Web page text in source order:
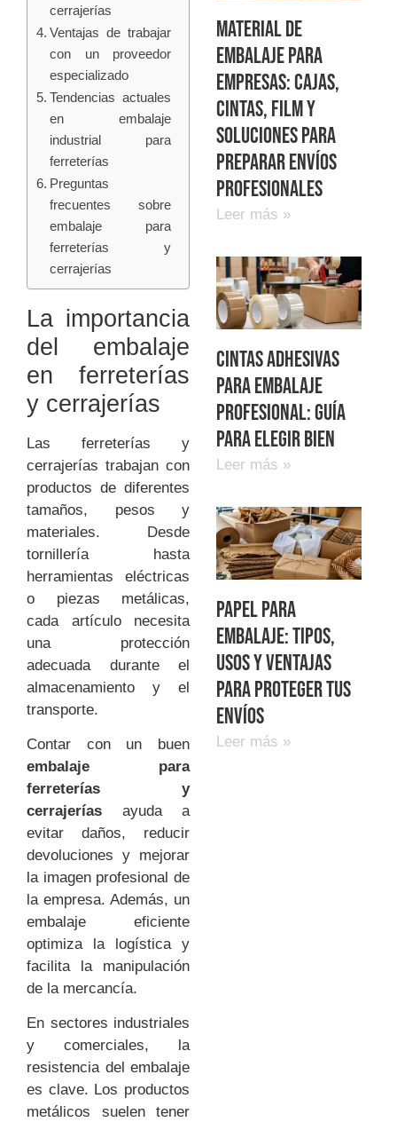
cerrajerías
Ventajas de trabajar
con un proveedor
especializado
Tendencias actuales
en embalaje
industrial para
ferreterías
Preguntas
frecuentes sobre
embalaje para
ferreterías y
cerrajerías
La importancia
del embalaje
en ferreterías
y cerrajerías
Las ferreterías y
cerrajerías trabajan con
productos de diferentes
tamaños, pesos y
materiales. Desde
tornillería hasta
herramientas eléctricas
o piezas metálicas,
cada artículo necesita
una protección
adecuada durante el
almacenamiento y el
transporte.
Contar con un buen
embalaje para
ferreterías y
cerrajerías ayuda a
evitar daños, reducir
devoluciones y mejorar
la imagen profesional de
la empresa. Además, un
embalaje eficiente
optimiza la logística y
facilita la manipulación
de la mercancía.
En sectores industriales
y comerciales, la
resistencia del embalaje
es clave. Los productos
metálicos suelen tener
Material de
embalaje para
empresas: cajas,
cintas, film y
soluciones para
preparar envíos
profesionales
Leer más »
Cintas adhesivas
para embalaje
profesional: guía
para elegir bien
Leer más »
Papel para
embalaje: tipos,
usos y ventajas
para proteger tus
envíos
Leer más »